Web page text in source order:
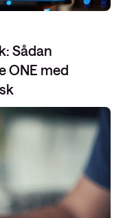
Sådan
ONE med